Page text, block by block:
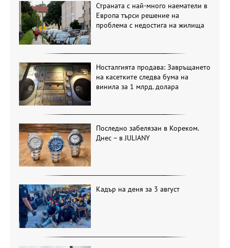
Страната с най-много наематели в
Европа търси решение на
проблема с недостига на жилища
Носталгията продава: Завръщането
на касетките следва бума на
винила за 1 млрд. долара
Последно забелязан в Кореком.
Днес – в JULIANY
Кадър на деня за 3 август